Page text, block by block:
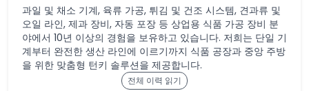
과일 및 채소 기계, 육류 가공, 튀김 및 건조 시스템, 견과류 및
오일 라인, 제과 장비, 자동 포장 등 상업용 식품 가공 장비 분
야에서 10년 이상의 경험을 보유하고 있습니다. 저희는 단일 기
계부터 완전한 생산 라인에 이르기까지 식품 공장과 중앙 주방
을 위한 맞춤형 턴키 솔루션을 제공합니다.
전체 이력 읽기